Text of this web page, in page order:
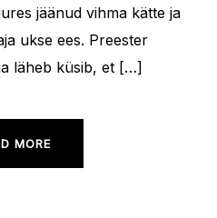
jäänud vihma kätte ja
ukse ees. Preester
läheb küsib, et […]
MORE